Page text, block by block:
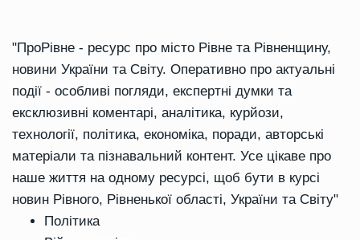
"ПроРівне - ресурс про місто Рівне та Рівненщину,
новини України та Світу. Оперативно про актуальні
події - особливі погляди, експертні думки та
ексклюзивні коментарі, аналітика, курйози,
технології, політика, економіка, поради, авторські
матеріали та пізнавальний контент. Усе цікаве про
наше життя на одному ресурсі, щоб бути в курсі
новин Рівного, Рівненької області, України та Світу"
Політика